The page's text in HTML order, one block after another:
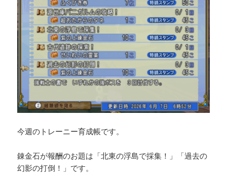
今週のトレーニー育成帳です。
錬金石が報酬のお題は「北東の浮島で採集！」「過去の
幻影の打倒！」です。